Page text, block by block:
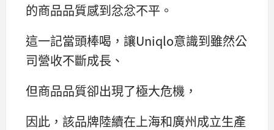
的商品品質感到忿忿不平。
這一記當頭棒喝，讓Uniqlo意識到雖然公
司營收不斷成長、
但商品品質卻出現了極大危機，
因此，該品牌陸續在上海和廣州成立生產